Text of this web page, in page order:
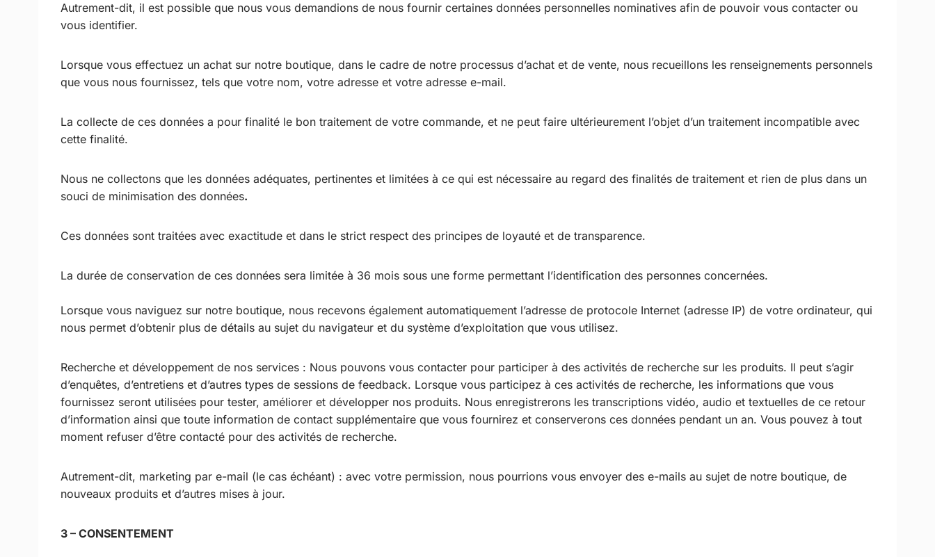
Autrement-dit, il est possible que nous vous demandions de nous fournir certaines données personnelles nominatives afin de pouvoir vous contacter ou
vous identifier.
Lorsque vous effectuez un achat sur notre boutique, dans le cadre de notre processus d’achat et de vente, nous recueillons les renseignements personnels
que vous nous fournissez, tels que votre nom, votre adresse et votre adresse e-mail.
La collecte de ces données a pour finalité le bon traitement de votre commande, et ne peut faire ultérieurement l’objet d’un traitement incompatible avec
cette finalité.
Nous ne collectons que les données adéquates, pertinentes et limitées à ce qui est nécessaire au regard des finalités de traitement et rien de plus dans un
souci de minimisation des données.
Ces données sont traitées avec exactitude et dans le strict respect des principes de loyauté et de transparence.
La durée de conservation de ces données sera limitée à 36 mois sous une forme permettant l’identification des personnes concernées.
Lorsque vous naviguez sur notre boutique, nous recevons également automatiquement l’adresse de protocole Internet (adresse IP) de votre ordinateur, qui
nous permet d’obtenir plus de détails au sujet du navigateur et du système d’exploitation que vous utilisez.
Recherche et développement de nos services : Nous pouvons vous contacter pour participer à des activités de recherche sur les produits. Il peut s’agir
d’enquêtes, d’entretiens et d’autres types de sessions de feedback. Lorsque vous participez à ces activités de recherche, les informations que vous
fournissez seront utilisées pour tester, améliorer et développer nos produits. Nous enregistrerons les transcriptions vidéo, audio et textuelles de ce retour
d’information ainsi que toute information de contact supplémentaire que vous fournirez et conserverons ces données pendant un an. Vous pouvez à tout
moment refuser d’être contacté pour des activités de recherche.
Autrement-dit, marketing par e-mail (le cas échéant) : avec votre permission, nous pourrions vous envoyer des e-mails au sujet de notre boutique, de
nouveaux produits et d’autres mises à jour.
3 – CONSENTEMENT